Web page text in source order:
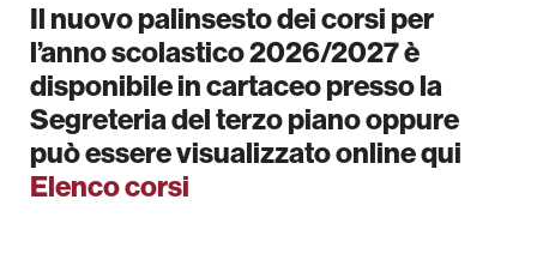
Il nuovo palinsesto dei corsi per
l’anno scolastico 2026/2027 è
disponibile in cartaceo presso la
Segreteria del terzo piano oppure
può essere visualizzato online qui
Elenco corsi